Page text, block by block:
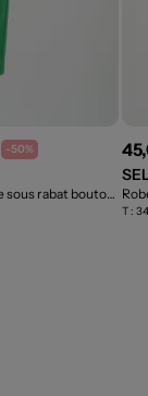
-50%
Pantalon chino - Fermeture zippée sous rabat boutonné vert
T : 34